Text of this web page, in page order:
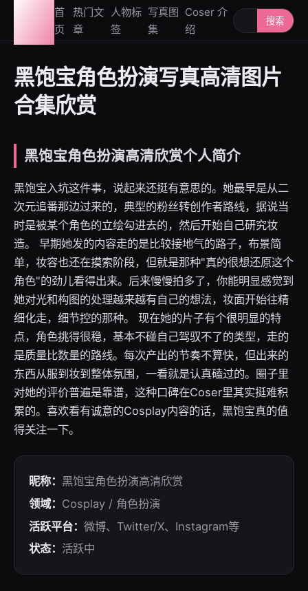
首
页
热门文
章
人物标
签
写真图
集
Coser 介
绍
搜索人物或写
搜索
黑饱宝角色扮演写真高清图片
合集欣赏
黑饱宝角色扮演高清欣赏个人简介
黑饱宝入坑这件事，说起来还挺有意思的。她最早是从二
次元追番那边过来的，典型的粉丝转创作者路线，据说当
时是被某个角色的立绘勾进去的，然后开始自己研究妆
造。 早期她发的内容走的是比较接地气的路子，布景简
单，妆容也还在摸索阶段，但就是那种"真的很想还原这个
角色"的劲儿看得出来。后来慢慢拍多了，你能明显感觉到
她对光和构图的处理越来越有自己的想法，妆面开始往精
细化走，细节控的那种。 现在她的片子有个很明显的特
点，角色挑得很稳，基本不碰自己驾驭不了的类型，走的
是质量比数量的路线。每次产出的节奏不算快，但出来的
东西从服到妆到整体氛围，一看就是认真磕过的。圈子里
对她的评价普遍是靠谱，这种口碑在Coser里其实挺难积
累的。喜欢看有诚意的Cosplay内容的话，黑饱宝真的值
得关注一下。
昵称： 黑饱宝角色扮演高清欣赏
领域： Cosplay / 角色扮演
活跃平台： 微博、Twitter/X、Instagram等
状态： 活跃中